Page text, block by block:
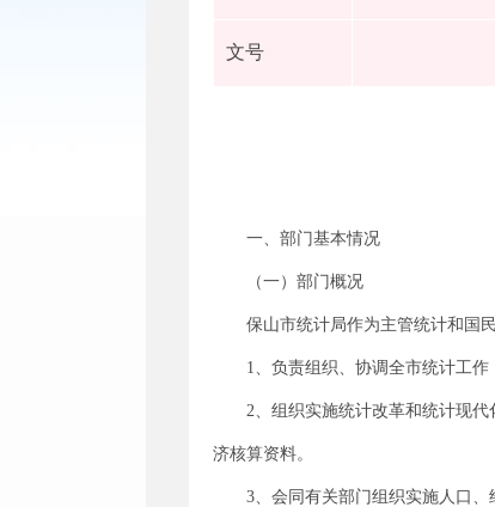
文号
一、部门基本情况
（一）部门概况
保山市统计局作为主管统计和国
1、负责组织、协调全市统计工
2、组织实施统计改革和统计现
济核算资料。
3、会同有关部门组织实施人口